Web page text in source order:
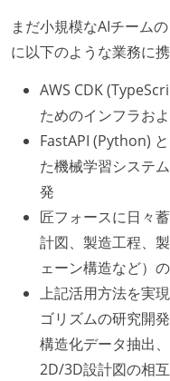
まだ小規模なAIチーム
に以下のような業務に
AWS CDK
ためのインフラお
FastAPI (Python)
た機械学習システ
発
匠フォースに日々
計図、製造工程、
ェーン構造など）
上記活用方法を実
ゴリズムの研究開
構造化データ抽出
2D/3D設計図の相互